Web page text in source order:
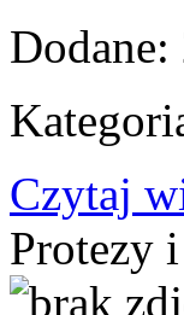
Czytaj
Protezy